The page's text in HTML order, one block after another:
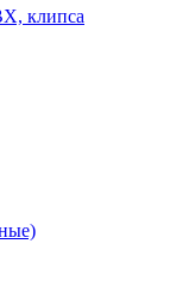
клипса